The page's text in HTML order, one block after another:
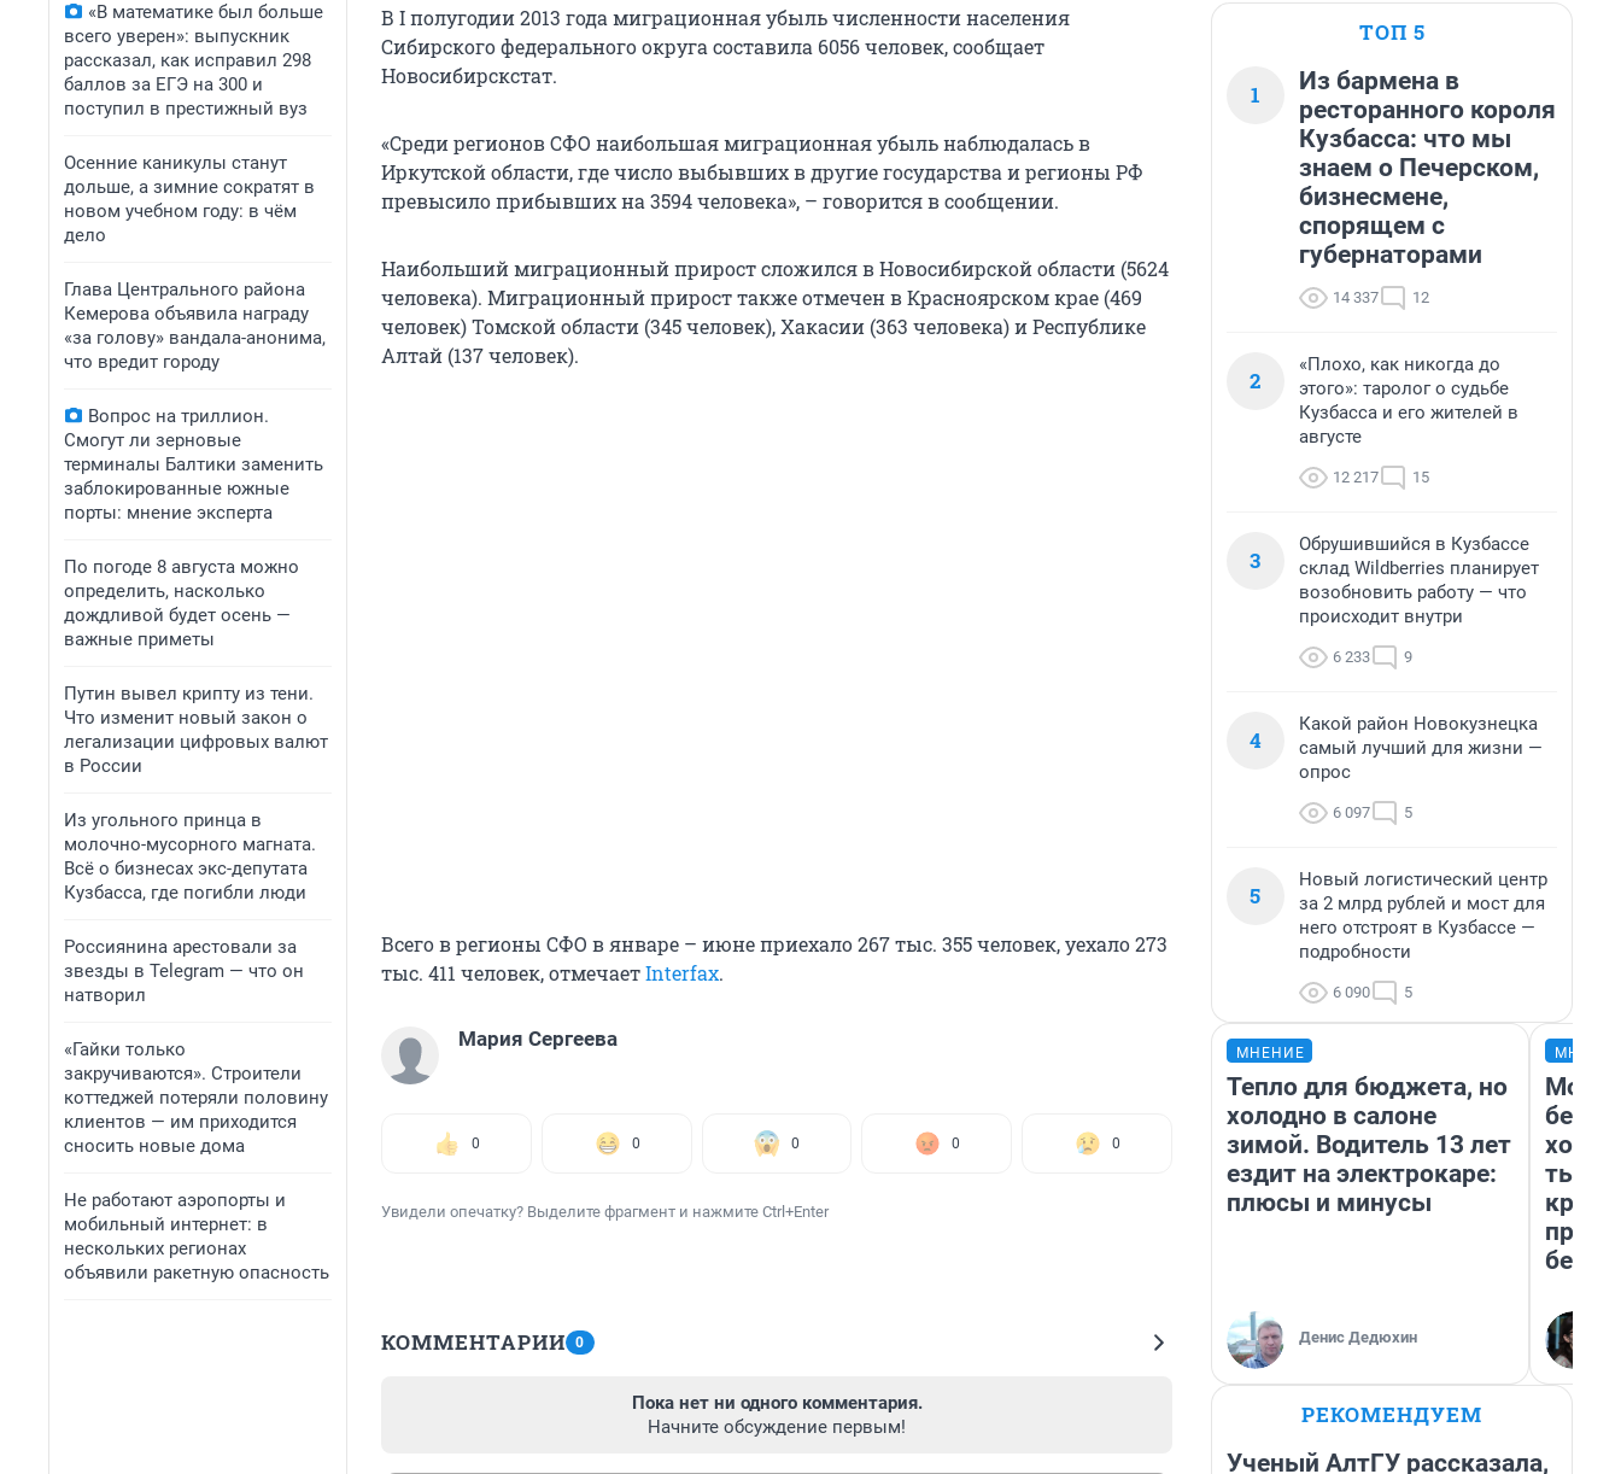
«В математике был больше
всего уверен»: выпускник
рассказал, как исправил 298
баллов за ЕГЭ на 300 и
поступил в престижный вуз
Осенние каникулы станут
дольше, а зимние сократят в
новом учебном году: в чём
дело
Глава Центрального района
Кемерова объявила награду
«за голову» вандала-анонима,
что вредит городу
Вопрос на триллион.
Смогут ли зерновые
терминалы Балтики заменить
заблокированные южные
порты: мнение эксперта
По погоде 8 августа можно
определить, насколько
дождливой будет осень —
важные приметы
Путин вывел крипту из тени.
Что изменит новый закон о
легализации цифровых валют
в России
Из угольного принца в
молочно-мусорного магната.
Всё о бизнесах экс-депутата
Кузбасса, где погибли люди
Россиянина арестовали за
звезды в Telegram — что он
натворил
«Гайки только
закручиваются». Строители
коттеджей потеряли половину
клиентов — им приходится
сносить новые дома
Не работают аэропорты и
мобильный интернет: в
нескольких регионах
объявили ракетную опасность
В I полугодии 2013 года миграционная убыль численности населения
Сибирского федерального округа составила 6056 человек, сообщает
Новосибирскстат.
«Среди регионов СФО наибольшая миграционная убыль наблюдалась в
Иркутской области, где число выбывших в другие государства и регионы РФ
превысило прибывших на 3594 человека», – говорится в сообщении.
Наибольший миграционный прирост сложился в Новосибирской области (5624
человека). Миграционный прирост также отмечен в Красноярском крае (469
человек) Томской области (345 человек), Хакасии (363 человека) и Республике
Алтай (137 человек).
Всего в регионы СФО в январе – июне приехало 267 тыс. 355 человек, уехало 273
тыс. 411 человек, отмечаетInterfax.
Мария Сергеева
0 0 0 0 0
Увидели опечатку? Выделите фрагмент и нажмите Ctrl+Enter
КОММЕНТАРИИ 0
Пока нет ни одного комментария.
Начните обсуждение первым!
ТОП 5
1
Из бармена в
ресторанного короля
Кузбасса: что мы
знаем о Печерском,
бизнесмене,
спорящем с
губернаторами
14 337 12
2
«Плохо, как никогда до
этого»: таролог о судьбе
Кузбасса и его жителей в
августе
12 217 15
3
Обрушившийся в Кузбассе
склад Wildberries планирует
возобновить работу — что
происходит внутри
6 233 9
4
Какой район Новокузнецка
самый лучший для жизни —
опрос
6 097 5
5
Новый логистический центр
за 2 млрд рублей и мост для
него отстроят в Кузбассе —
подробности
6 090 5
МНЕНИЕ
Тепло для бюджета, но
холодно в салоне
зимой. Водитель 13 лет
ездит на электрокаре:
плюсы и минусы
Денис Дедюхин
Мой
РЕКОМЕНДУЕМ
Ученый АлтГУ рассказала,